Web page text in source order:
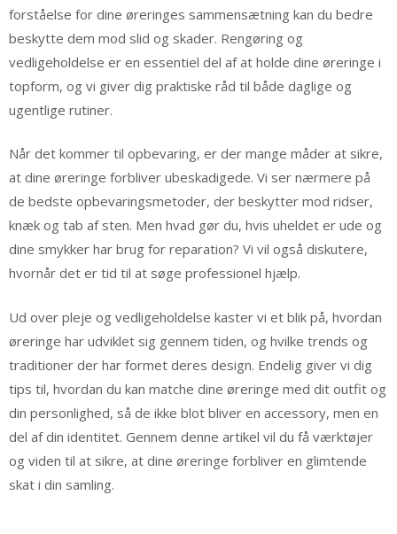
forståelse for dine øreringes sammensætning kan du bedre
beskytte dem mod slid og skader. Rengøring og
vedligeholdelse er en essentiel del af at holde dine øreringe i
topform, og vi giver dig praktiske råd til både daglige og
ugentlige rutiner.
Når det kommer til opbevaring, er der mange måder at sikre,
at dine øreringe forbliver ubeskadigede. Vi ser nærmere på
de bedste opbevaringsmetoder, der beskytter mod ridser,
knæk og tab af sten. Men hvad gør du, hvis uheldet er ude og
dine smykker har brug for reparation? Vi vil også diskutere,
hvornår det er tid til at søge professionel hjælp.
Ud over pleje og vedligeholdelse kaster vi et blik på, hvordan
øreringe har udviklet sig gennem tiden, og hvilke trends og
traditioner der har formet deres design. Endelig giver vi dig
tips til, hvordan du kan matche dine øreringe med dit outfit og
din personlighed, så de ikke blot bliver en accessory, men en
del af din identitet. Gennem denne artikel vil du få værktøjer
og viden til at sikre, at dine øreringe forbliver en glimtende
skat i din samling.